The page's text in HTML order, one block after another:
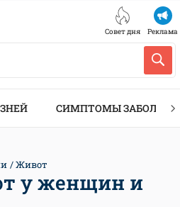
Совет дня Реклама
СИМПТОМЫ
Живот
у женщин и